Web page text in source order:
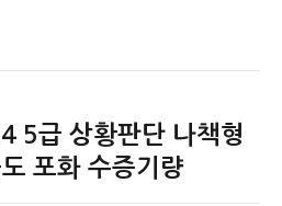
5급 상황판단 나책형
포화 수증기량